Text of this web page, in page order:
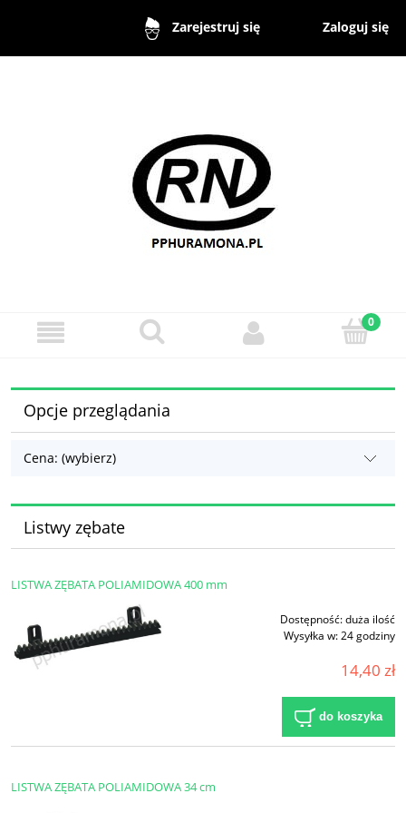
Zarejestruj się Zaloguj się
Opcje przeglądania
Cena: (wybierz)
Listwy zębate
LISTWA ZĘBATA POLIAMIDOWA 400 mm
Dostępność:duża ilość
Wysyłka w:24 godziny
14,40 zł
do koszyka
LISTWA ZĘBATA POLIAMIDOWA 34 cm